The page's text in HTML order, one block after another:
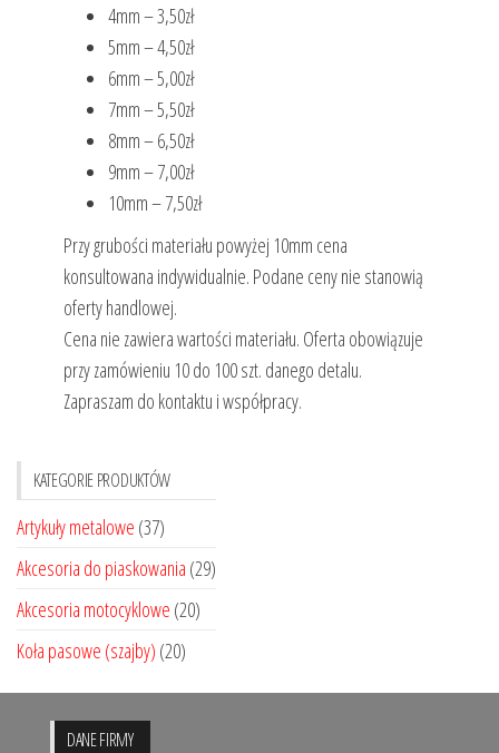
4mm – 3,50zł
5mm – 4,50zł
6mm – 5,00zł
7mm – 5,50zł
8mm – 6,50zł
9mm – 7,00zł
10mm – 7,50zł
Przy grubości materiału powyżej 10mm cena
konsultowana indywidualnie. Podane ceny nie stanowią
oferty handlowej.
Cena nie zawiera wartości materiału. Oferta obowiązuje
przy zamówieniu 10 do 100 szt. danego detalu.
Zapraszam do kontaktu i współpracy.
KATEGORIE PRODUKTÓW
Artykuły metalowe (37)
Akcesoria do piaskowania (29)
Akcesoria motocyklowe (20)
Koła pasowe (szajby) (20)
DANE FIRMY